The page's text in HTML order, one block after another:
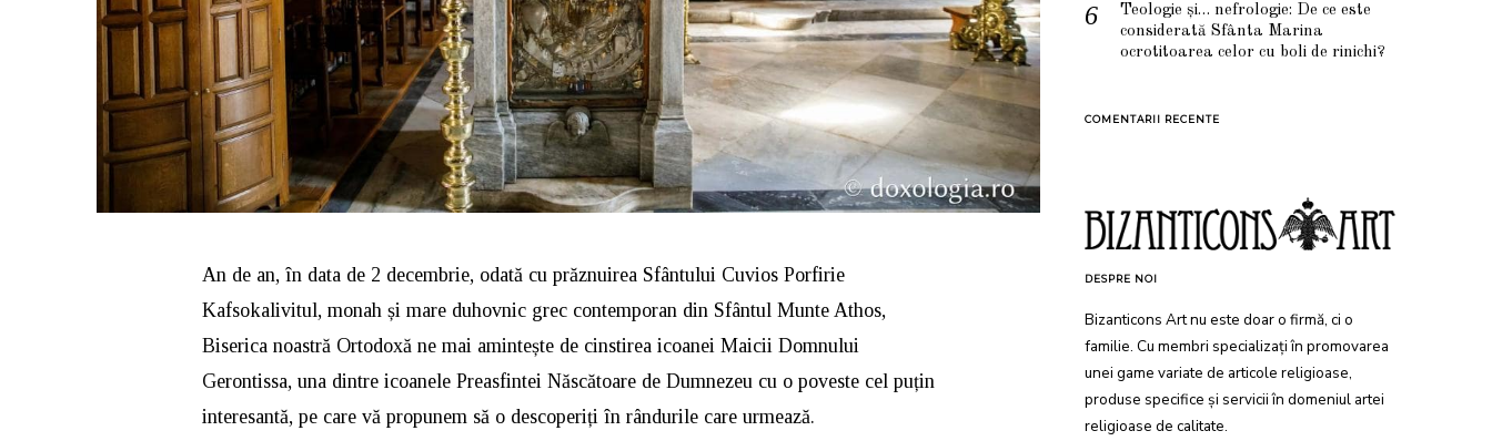
An de an, în data de 2 decembrie, odată cu prăznuirea Sfântului Cuvios Porfirie
Kafsokalivitul, monah și mare duhovnic grec contemporan din Sfântul Munte Athos,
Biserica noastră Ortodoxă ne mai amintește de cinstirea icoanei Maicii Domnului
Gerontissa, una dintre icoanele Preasfintei Născătoare de Dumnezeu cu o poveste cel puțin
interesantă, pe care vă propunem să o descoperiți în rândurile care urmează.
Teologie și… nefrologie: De ce este
considerată Sfânta Marina
ocrotitoarea celor cu boli de rinichi?
COMENTARII RECENTE
DESPRE NOI
Bizanticons Art nu este doar o firmă, ci o
familie. Cu membri specializați în promovarea
unei game variate de articole religioase,
produse specifice și servicii în domeniul artei
religioase de calitate.